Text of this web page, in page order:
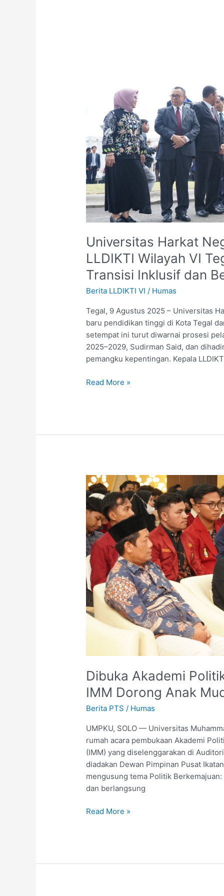
Universitas Harkat
LLDIKTI Wilayah VI
Transisi Inklusif dan
Berita LLDIKTI VI / Humas
Tegal, 9 Agustus 2025 – Universitas
baru pendidikan tinggi di Kota Tegal
setempat ini turut diwarnai prosesi
2025–2029, Sudirman Said, dan
pemangku kepentingan. Kepala
Tegaskan
Komitmen
Dampingi
Transisi
Inklusif
dan
Berdaya
Saing
Read More »
Dibuka Akademi
IMM Dorong Anak
Berita PTS / Humas
UMPKU, SOLO — Universitas
rumah acara pembukaan Akademi
(IMM) yang diselenggarakan di
diadakan Dewan Pimpinan Pusat
mengusung tema Politik
dan berlangsung
Dibuka
Akademi
Politik
di
UMPKU
Surakarta,
DPP
IMM
Dorong
Anak
Muda
Terjun
Read More »